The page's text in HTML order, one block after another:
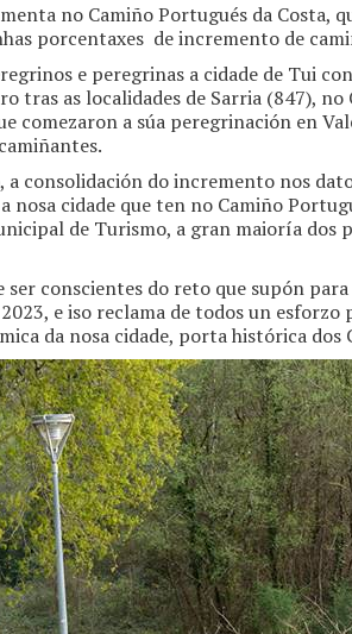
no Camiño Portugués da Costa,
porcentaxes de incremento de
e peregrinas a cidade de Tui
tras as localidades de Sarria (847),
comezaron a súa peregrinación en
a consolidación do incremento nos
nosa cidade que ten no Camiño
de Turismo, a gran maioría dos
conscientes do reto que supón
e iso reclama de todos un
da nosa cidade, porta histórica dos